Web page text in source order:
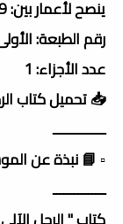
ينصح لأعمار بين: 9-12 سنوات
رقم الطبعة:
عدد الأجزاء: 1
📥 تحميل كتاب
ـــــــــــــــ
▫️ 📘 نبذة عن
ـــــــــــــــ